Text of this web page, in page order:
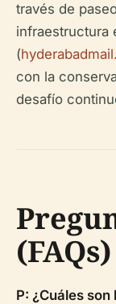
través de
infraestructura
(
con la
desafío
(FAQs)
P: ¿Cuáles